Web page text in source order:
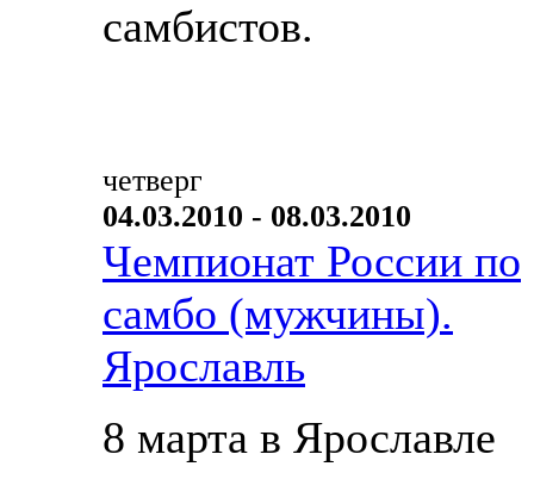
самбистов.
четверг
04.03.2010 - 08.03.2010
Чемпионат России по
самбо (мужчины).
Ярославль
8 марта в Ярославле